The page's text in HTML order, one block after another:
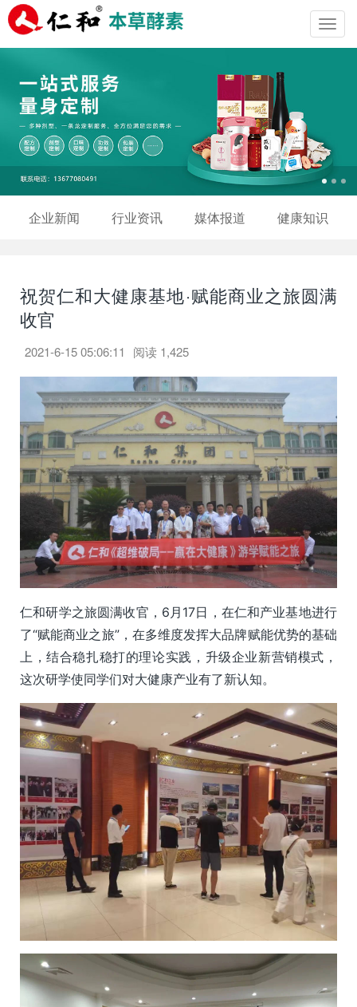
企业新闻 行业资讯 媒体报道 健康知识
祝贺仁和大健康基地·赋能商业之旅圆满
收官
2021-6-15 05:06:11 阅读 1,425
仁和研学之旅圆满收官，6月17日，在仁和产业基地进行
了“赋能商业之旅”，在多维度发挥大品牌赋能优势的基础
上，结合稳扎稳打的理论实践，升级企业新营销模式，
这次研学使同学们对大健康产业有了新认知。